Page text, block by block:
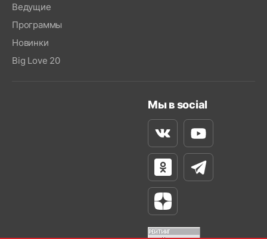
Ведущие
Программы
Новинки
Big Love 20
Мы в social
ВконтактеYoutube
Одноклассники
Телеграм
Яндекс Дзен